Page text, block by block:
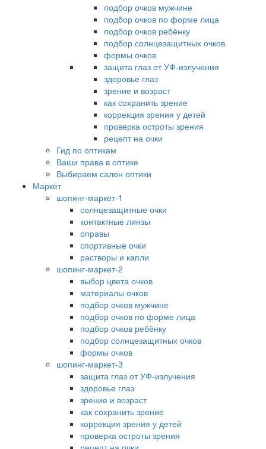
подбор очков мужчине
подбор очков по форме лица
подбор очков ребёнку
подбор солнцезащитных очков
формы очков
защита глаз от УФ-излучения
здоровье глаз
зрение и возраст
как сохранить зрение
коррекция зрения у детей
проверка остроты зрения
рецепт на очки
Гид по оптикам
Ваши права в оптике
Выбираем салон оптики
Маркет
шопинг-маркет-1
солнцезащитные очки
контактные линзы
оправы
спортивные очки
растворы и капли
шопинг-маркет-2
выбор цвета очков
материалы очков
подбор очков мужчине
подбор очков по форме лица
подбор очков ребёнку
подбор солнцезащитных очков
формы очков
шопинг-маркет-3
защита глаз от УФ-излучения
здоровье глаз
зрение и возраст
как сохранить зрение
коррекция зрения у детей
проверка остроты зрения